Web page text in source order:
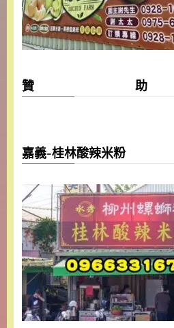
贊 助
嘉義-桂林酸辣米粉